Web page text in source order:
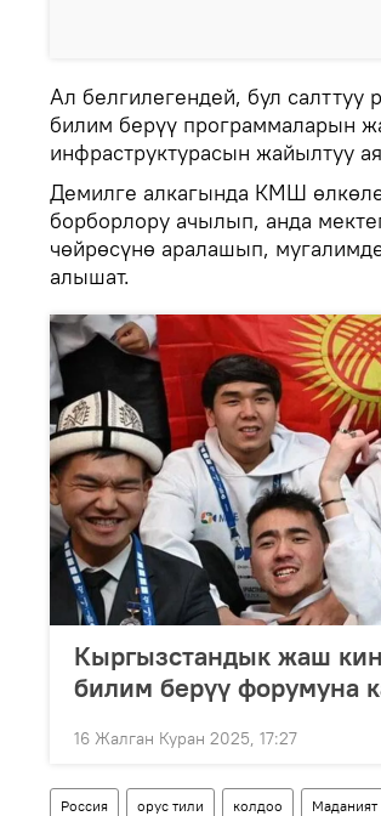
Ал белгилегендей, бул салттуу
билим берүү программаларын
инфраструктурасын жайылтуу
Демилге алкагында КМШ
борборлору ачылып, анда
чөйрөсүнө аралашып,
алышат.
Кыргызстандык жаш
билим берүү форумуна
16 Жалган Куран 2025, 17:27
Россия орус тили колдоо Маданият